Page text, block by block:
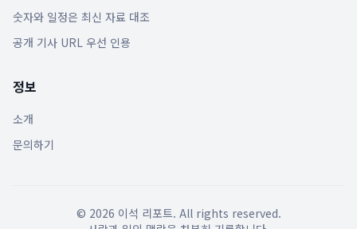
숫자와 일정은 최신 자료 대조
공개 기사 URL 우선 인용
정보
소개
문의하기
© 2026 이석 리포트. All rights reserved.